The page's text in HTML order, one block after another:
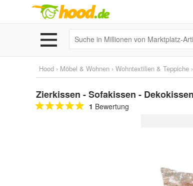
Hood › Möbel & Wohnen › Wohntextilien & Teppiche ›
Zierkissen - Sofakissen -
1 Bewertung